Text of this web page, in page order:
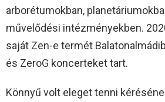
arborétumokban,
művelődési intézményekben.
saját Zen-e termét
és ZeroG koncerteket tart.
Könnyű volt eleget tenni